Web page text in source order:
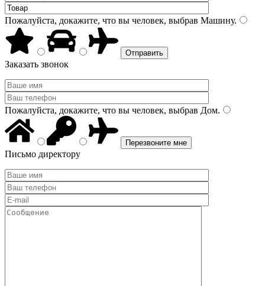
Пожалуйста, докажите, что вы человек, выбрав Машину.
Заказать звонок
Пожалуйста, докажите, что вы человек, выбрав Дом.
Письмо директору